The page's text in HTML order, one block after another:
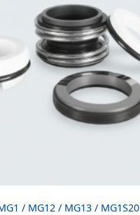
/ MG12 / MG13 / MG1S20